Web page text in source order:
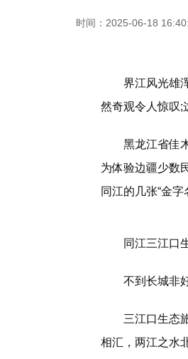
时间：2025-06-18
界江风光雄
然奇观令人惊叹;
黑龙江省佳
为体验边疆少数
同江的几张“金
同江三江口
不到长城非
三江口生态
相汇，两江之水